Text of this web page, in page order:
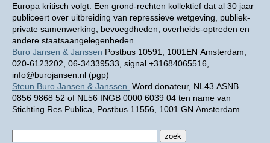
Europa kritisch volgt. Een grond-rechten kollektief dat al 30 jaar
publiceert over uitbreiding van repressieve wetgeving, publiek-
private samenwerking, bevoegdheden, overheids-optreden en
andere staatsaangelegenheden.
Buro Jansen & Janssen Postbus 10591, 1001EN Amsterdam,
020-6123202, 06-34339533, signal +31684065516,
info@burojansen.nl (pgp)
Steun Buro Jansen & Janssen. Word donateur, NL43 ASNB
0856 9868 52 of NL56 INGB 0000 6039 04 ten name van
Stichting Res Publica, Postbus 11556, 1001 GN Amsterdam.